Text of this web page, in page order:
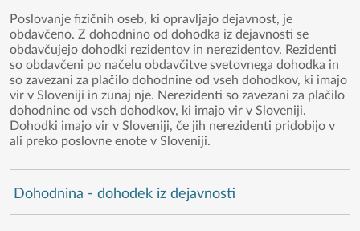
Poslovanje fizičnih oseb, ki opravljajo dejavnost, je
obdavčeno. Z dohodnino od dohodka iz dejavnosti se
obdavčujejo dohodki rezidentov in nerezidentov. Rezidenti
so obdavčeni po načelu obdavčitve svetovnega dohodka in
so zavezani za plačilo dohodnine od vseh dohodkov, ki imajo
vir v Sloveniji in zunaj nje. Nerezidenti so zavezani za plačilo
dohodnine od vseh dohodkov, ki imajo vir v Sloveniji.
Dohodki imajo vir v Sloveniji, če jih nerezidenti pridobijo v
ali preko poslovne enote v Sloveniji.
Dohodnina - dohodek iz dejavnosti